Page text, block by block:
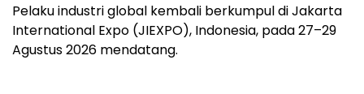
Pelaku industri global kembali berkumpul di Jakarta
International Expo (JIEXPO), Indonesia, pada 27–29
Agustus 2026 mendatang.